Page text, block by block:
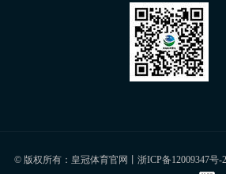
© 版权所有：皇冠体育官网丨 浙ICP备12009347号-2